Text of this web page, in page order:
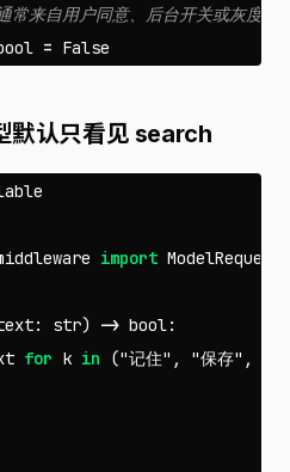
= False
默认只看见 search
import ModelRequest
: str) -> bool:
for k in ("记住" , "保存" ,